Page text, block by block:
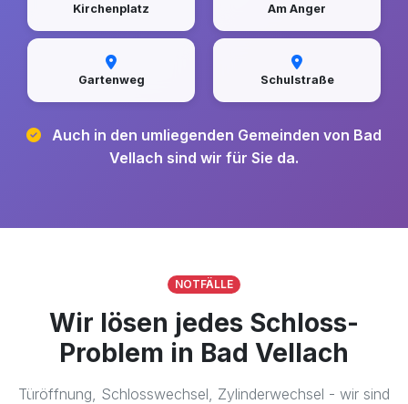
Kirchenplatz Am Anger
Gartenweg Schulstraße
Auch in den umliegenden Gemeinden von Bad
Vellach sind wir für Sie da.
NOTFÄLLE
Wir lösen jedes Schloss-
Problem in Bad Vellach
Türöffnung, Schlosswechsel, Zylinderwechsel - wir sind